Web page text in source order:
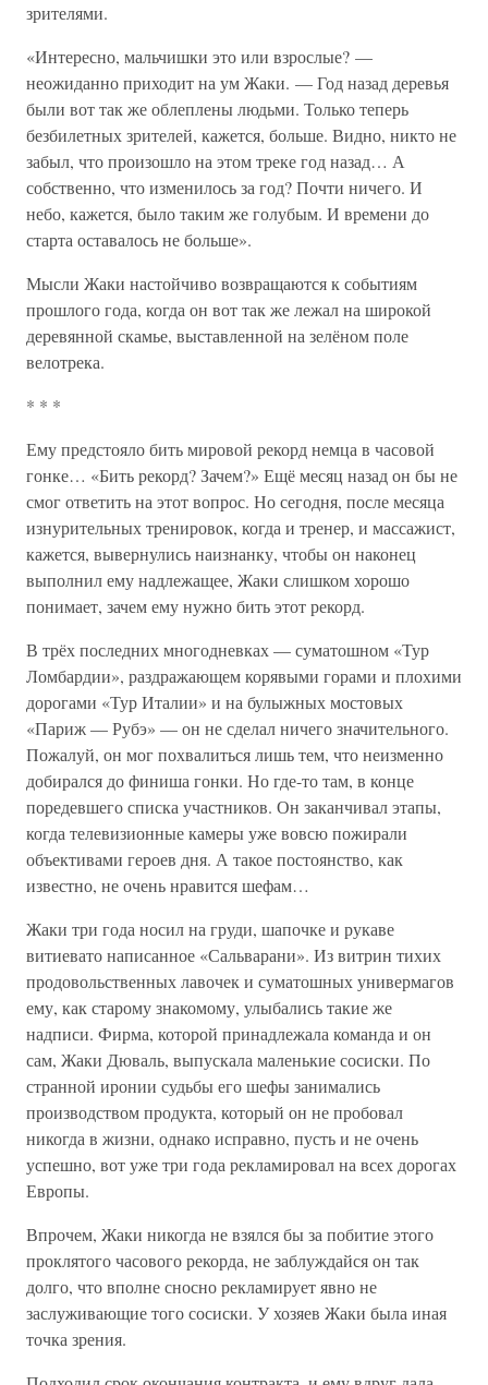
зрителями.
«Интересно, мальчишки это или взрослые? —
неожиданно приходит на ум Жаки. — Год назад деревья
были вот так же облеплены людьми. Только теперь
безбилетных зрителей, кажется, больше. Видно, никто не
забыл, что произошло на этом треке год назад… А
собственно, что изменилось за год? Почти ничего. И
небо, кажется, было таким же голубым. И времени до
старта оставалось не больше».
Мысли Жаки настойчиво возвращаются к событиям
прошлого года, когда он вот так же лежал на широкой
деревянной скамье, выставленной на зелёном поле
велотрека.
* * *
Ему предстояло бить мировой рекорд немца в часовой
гонке… «Бить рекорд? Зачем?» Ещё месяц назад он бы не
смог ответить на этот вопрос. Но сегодня, после месяца
изнурительных тренировок, когда и тренер, и массажист,
кажется, вывернулись наизнанку, чтобы он наконец
выполнил ему надлежащее, Жаки слишком хорошо
понимает, зачем ему нужно бить этот рекорд.
В трёх последних многодневках — суматошном «Тур
Ломбардии», раздражающем корявыми горами и плохими
дорогами «Тур Италии» и на булыжных мостовых
«Париж — Рубэ» — он не сделал ничего значительного.
Пожалуй, он мог похвалиться лишь тем, что неизменно
добирался до финиша гонки. Но где-то там, в конце
поредевшего списка участников. Он заканчивал этапы,
когда телевизионные камеры уже вовсю пожирали
объективами героев дня. А такое постоянство, как
известно, не очень нравится шефам…
Жаки три года носил на груди, шапочке и рукаве
витиевато написанное «Сальварани». Из витрин тихих
продовольственных лавочек и суматошных универмагов
ему, как старому знакомому, улыбались такие же
надписи. Фирма, которой принадлежала команда и он
сам, Жаки Дюваль, выпускала маленькие сосиски. По
странной иронии судьбы его шефы занимались
производством продукта, который он не пробовал
никогда в жизни, однако исправно, пусть и не очень
успешно, вот уже три года рекламировал на всех дорогах
Европы.
Впрочем, Жаки никогда не взялся бы за побитие этого
проклятого часового рекорда, не заблуждайся он так
долго, что вполне сносно рекламирует явно не
заслуживающие того сосиски. У хозяев Жаки была иная
точка зрения.